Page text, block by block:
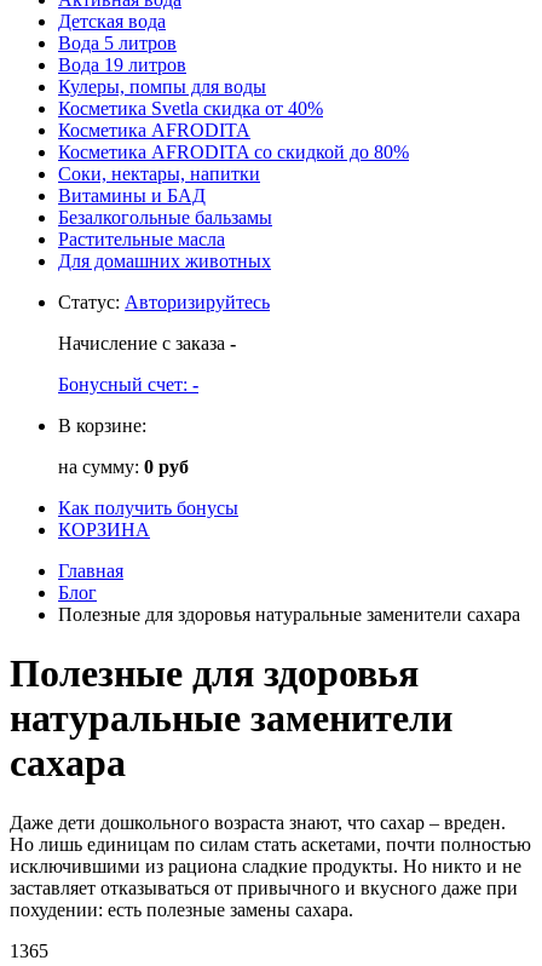
Детская вода
Вода 5 литров
Вода 19 литров
Кулеры, помпы для воды
Косметика Svetla скидка от 40%
Косметика AFRODITA
Косметика AFRODITA со скидкой до 80%
Соки, нектары, напитки
Витамины и БАД
Безалкогольные бальзамы
Растительные масла
Для домашних животных
Статус: Авторизируйтесь
Начисление с заказа -
Бонусный счет: -
В корзине:
на сумму: 0 руб
Как получить бонусы
КОРЗИНА
Главная
Блог
Полезные для здоровья натуральные заменители сахара
Полезные для здоровья
натуральные заменители
сахара
Даже дети дошкольного возраста знают, что сахар – вреден.
Но лишь единицам по силам стать аскетами, почти полностью
исключившими из рациона сладкие продукты. Но никто и не
заставляет отказываться от привычного и вкусного даже при
похудении: есть полезные замены сахара.
1365